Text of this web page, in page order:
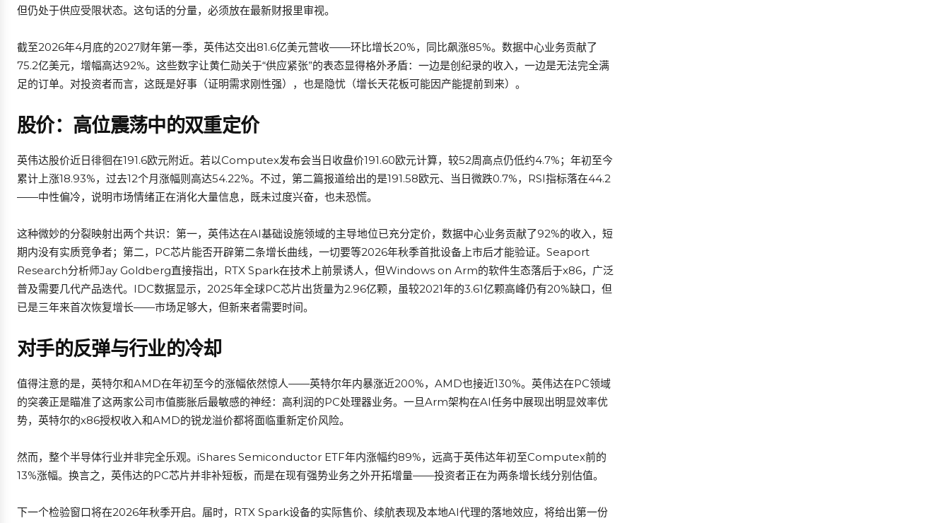
但仍处于供应受限状态。这句话的分量，必须放在最新财报里审视。
截至2026年4月底的2027财年第一季，英伟达交出81.6亿美元营收——环比增长20%，同比飙涨85%。数据中心业务贡献了
75.2亿美元，增幅高达92%。这些数字让黄仁勋关于“供应紧张”的表态显得格外矛盾：一边是创纪录的收入，一边是无法完全满
足的订单。对投资者而言，这既是好事（证明需求刚性强），也是隐忧（增长天花板可能因产能提前到来）。
股价：高位震荡中的双重定价
英伟达股价近日徘徊在191.6欧元附近。若以Computex发布会当日收盘价191.60欧元计算，较52周高点仍低约4.7%；年初至今
累计上涨18.93%，过去12个月涨幅则高达54.22%。不过，第二篇报道给出的是191.58欧元、当日微跌0.7%，RSI指标落在44.2
——中性偏冷，说明市场情绪正在消化大量信息，既未过度兴奋，也未恐慌。
这种微妙的分裂映射出两个共识：第一，英伟达在AI基础设施领域的主导地位已充分定价，数据中心业务贡献了92%的收入，短
期内没有实质竞争者；第二，PC芯片能否开辟第二条增长曲线，一切要等2026年秋季首批设备上市后才能验证。Seaport
Research分析师Jay Goldberg直接指出，RTX Spark在技术上前景诱人，但Windows on Arm的软件生态落后于x86，广泛
普及需要几代产品迭代。IDC数据显示，2025年全球PC芯片出货量为2.96亿颗，虽较2021年的3.61亿颗高峰仍有20%缺口，但
已是三年来首次恢复增长——市场足够大，但新来者需要时间。
对手的反弹与行业的冷却
值得注意的是，英特尔和AMD在年初至今的涨幅依然惊人——英特尔年内暴涨近200%，AMD也接近130%。英伟达在PC领域
的突袭正是瞄准了这两家公司市值膨胀后最敏感的神经：高利润的PC处理器业务。一旦Arm架构在AI任务中展现出明显效率优
势，英特尔的x86授权收入和AMD的锐龙溢价都将面临重新定价风险。
然而，整个半导体行业并非完全乐观。iShares Semiconductor ETF年内涨幅约89%，远高于英伟达年初至Computex前的
13%涨幅。换言之，英伟达的PC芯片并非补短板，而是在现有强势业务之外开拓增量——投资者正在为两条增长线分别估值。
下一个检验窗口将在2026年秋季开启。届时，RTX Spark设备的实际售价、续航表现及本地AI代理的落地效应，将给出第一份